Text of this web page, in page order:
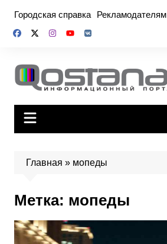
содержимому
Городская справка Рекламодателям
Главная » мопеды
Метка: мопеды